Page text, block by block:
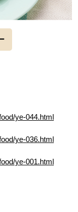
ye-044.html
ye-036.html
ye-001.html